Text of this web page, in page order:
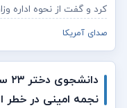
کرد و گفت از نحوه اداره
صدای آمریکا
نجمه امینی در